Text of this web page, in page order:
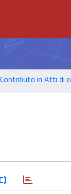
in Atti di